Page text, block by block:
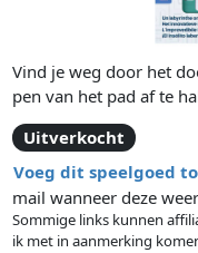
Vind je weg door het
pen van het pad af te
beweegt, moet je de
nieuwe wegen te
Uitverkocht
Voeg dit speelgoed
mail wanneer deze
Sommige links kunnen
ik met in aanmerking